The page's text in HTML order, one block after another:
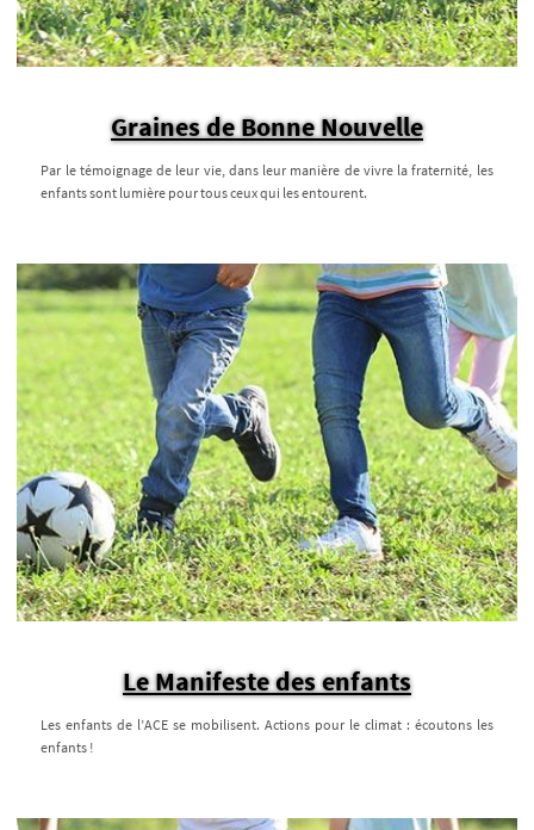
Graines de Bonne Nouvelle
Par le témoignage de leur vie, dans leur manière de vivre la fraternité, les
enfants sont lumière pour tous ceux qui les entourent.
Le Manifeste des enfants
Les enfants de l’ACE se mobilisent. Actions pour le climat : écoutons les
enfants !